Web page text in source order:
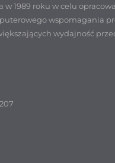
w 1989 roku w celu
wspomagania
wydajność